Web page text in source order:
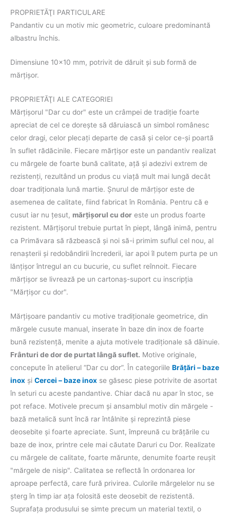
PROPRIETĂŢI PARTICULARE
Pandantiv cu un motiv mic geometric, culoare predominantă
albastru închis.
Dimensiune 10×10 mm, potrivit de dăruit și sub formă de
mărțișor.
PROPRIETĂŢI ALE CATEGORIEI
Mărţişorul "Dar cu dor" este un crâmpei de tradiţie foarte
apreciat de cel ce doreşte să dăruiască un simbol românesc
celor dragi, celor plecaţi departe de casă şi celor ce-şi poartă
în suflet rădăcinile. Fiecare mărţişor este un pandantiv realizat
cu mărgele de foarte bună calitate, aţă şi adezivi extrem de
rezistenţi, rezultând un produs cu viaţă mult mai lungă decât
doar tradiţionala lună martie. Şnurul de mărţişor este de
asemenea de calitate, fiind fabricat în România. Pentru că e
cusut iar nu ţesut, mărţişorul cu dor este un produs foarte
rezistent. Mărţişorul trebuie purtat în piept, lângă inimă, pentru
ca Primăvara să răzbească şi noi să-i primim suflul cel nou, al
renaşterii şi redobândirii încrederii, iar apoi îl putem purta pe un
lănţişor întregul an cu bucurie, cu suflet reînnoit. Fiecare
mărţişor se livrează pe un cartonaş-suport cu inscripţia
"Mărţişor cu dor".
Mărțișoare pandantiv cu motive tradiţionale geometrice, din
mărgele cusute manual, inserate în baze din inox de foarte
bună rezistenţă, menite a ajuta motivele tradiţionale să dăinuie.
Frânturi de dor de purtat lângă suflet. Motive originale,
concepute în atelierul “Dar cu dor”. În categoriile Brăţări – baze
inox şi Cercei – baze inox se găsesc piese potrivite de asortat
în seturi cu aceste pandantive. Chiar dacă nu apar în stoc, se
pot reface. Motivele precum şi ansamblul motiv din mărgele -
bază metalică sunt încă rar întâlnite şi reprezintă piese
deosebite şi foarte apreciate. Sunt, împreună cu brăţările cu
baze de inox, printre cele mai căutate Daruri cu Dor. Realizate
cu mărgele de calitate, foarte mărunte, denumite foarte reuşit
"mărgele de nisip". Calitatea se reflectă în ordonarea lor
aproape perfectă, care fură privirea. Culorile mărgelelor nu se
şterg în timp iar aţa folosită este deosebit de rezistentă.
Suprafaţa produsului se simte precum un material textil, o